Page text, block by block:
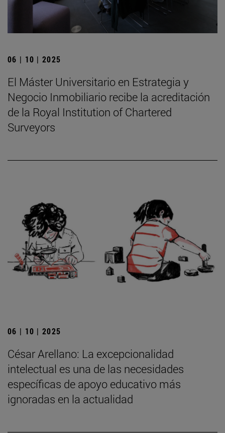
06 | 10 | 2025
El Máster Universitario en Estrategia y
Negocio Inmobiliario recibe la acreditación
de la Royal Institution of Chartered
Surveyors
06 | 10 | 2025
César Arellano: La excepcionalidad
intelectual es una de las necesidades
específicas de apoyo educativo más
ignoradas en la actualidad